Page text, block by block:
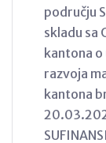
području
skladu sa
kantona
razvoja
kantona